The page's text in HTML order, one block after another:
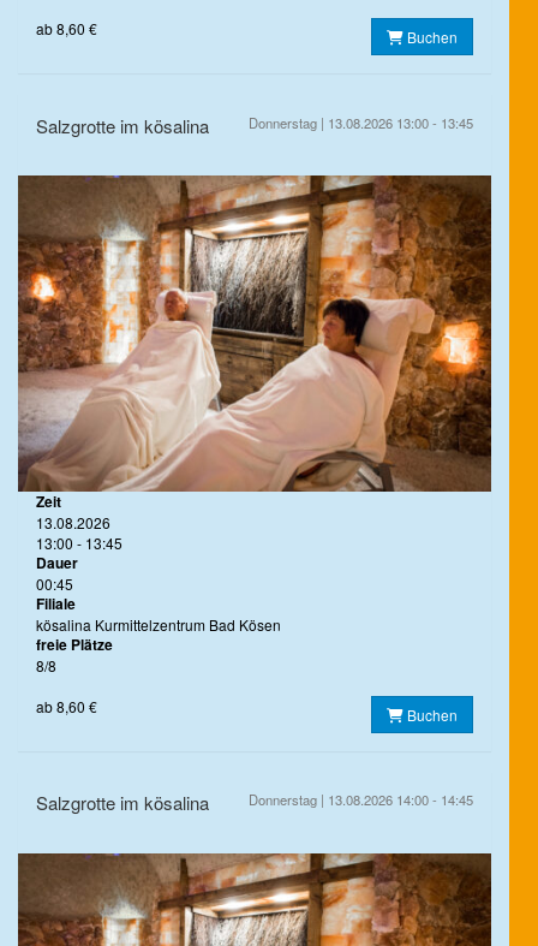
ab 8,60 €
Buchen
Salzgrotte im kösalina Donnerstag | 13.08.2026 13:00 - 13:45
Zeit
13.08.2026
13:00 - 13:45
Dauer
00:45
Filiale
kösalina Kurmittelzentrum Bad Kösen
freie Plätze
8/8
ab 8,60 €
Buchen
Salzgrotte im kösalina Donnerstag | 13.08.2026 14:00 - 14:45